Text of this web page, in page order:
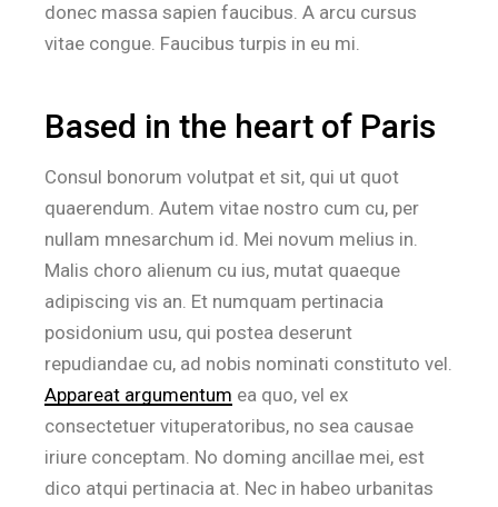
donec massa sapien faucibus. A arcu cursus
vitae congue. Faucibus turpis in eu mi.
Based in the heart of Paris
Consul bonorum volutpat et sit, qui ut quot
quaerendum. Autem vitae nostro cum cu, per
nullam mnesarchum id. Mei novum melius in.
Malis choro alienum cu ius, mutat quaeque
adipiscing vis an. Et numquam pertinacia
posidonium usu, qui postea deserunt
repudiandae cu, ad nobis nominati constituto vel.
Appareat argumentum ea quo, vel ex
consectetuer vituperatoribus, no sea causae
iriure conceptam. No doming ancillae mei, est
dico atqui pertinacia at. Nec in habeo urbanitas